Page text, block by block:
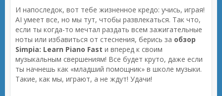
И напоследок, вот тебе жизненное кредо: учись, играя!
AI умеет все, но мы тут, чтобы развлекаться. Так что,
если ты когда-то мечтал раздать всем зажигательные
ноты или избавиться от стеснения, берись за обзор
Simpia: Learn Piano Fast и вперед к своим
музыкальным свершениям! Все будет круто, даже если
ты начнешь как «младший помощник» в школе музыки.
Такие, как мы, играют, а не ждут! Удачи!